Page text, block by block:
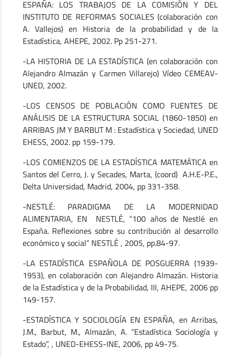
ESPAÑA: LOS TRABAJOS DE LA COMISIÓN Y DEL
INSTITUTO DE REFORMAS SOCIALES (colaboración con
A. Vallejos) en Historia de la probabilidad y de la
Estadística, AHEPE, 2002. Pp 251-271.
-LA HISTORIA DE LA ESTADÍSTICA (en colaboración con
Alejandro Almazán y Carmen Villarejo) Vídeo CEMEAV-
UNED, 2002.
-LOS CENSOS DE POBLACIÓN COMO FUENTES DE
ANÁLISIS DE LA ESTRUCTURA SOCIAL (1860-1850) en
ARRIBAS JM Y BARBUT M : Estadística y Sociedad, UNED
EHESS, 2002. pp 159-179.
-LOS COMIENZOS DE LA ESTADÍSTICA MATEMÁTICA en
Santos del Cerro, J. y Secades, Marta, (coord) A.H.E-P.E.,
Delta Universidad, Madrid, 2004, pp 331-358.
-NESTLÉ: PARADIGMA DE LA MODERNIDAD
ALIMENTARIA, EN NESTLÉ, “100 años de Nestlé en
España. Reflexiones sobre su contribución al desarrollo
económico y social” NESTLÉ , 2005, pp.84-97.
-LA ESTADÍSTICA ESPAÑOLA DE POSGUERRA (1939-
1953), en colaboración con Alejandro Almazán. Historia
de la Estadística y de la Probabilidad, III, AHEPE, 2006 pp
149-157.
-ESTADÍSTICA Y SOCIOLOGÍA EN ESPAÑA, en Arribas,
J.M., Barbut, M., Almazán, A. “Estadística Sociología y
Estado”, , UNED-EHESS-INE, 2006, pp 49-75.